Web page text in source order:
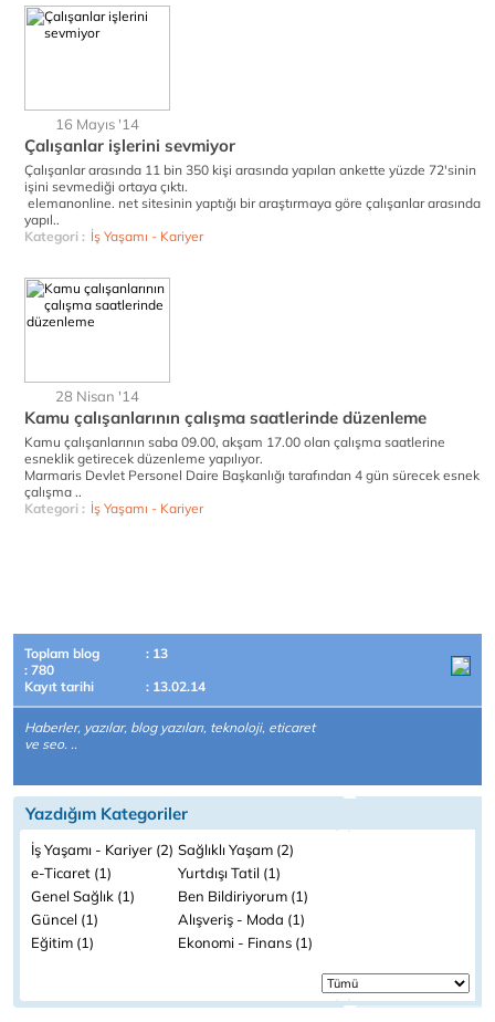
16 Mayıs '14
Çalışanlar işlerini sevmiyor
Çalışanlar arasında 11 bin 350 kişi arasında yapılan ankette yüzde 72'sinin
işini sevmediği ortaya çıktı.
elemanonline. net sitesinin yaptığı bir araştırmaya göre çalışanlar arasında
yapıl..
Kategori : İş Yaşamı - Kariyer
28 Nisan '14
Kamu çalışanlarının çalışma saatlerinde düzenleme
Kamu çalışanlarının saba 09.00, akşam 17.00 olan çalışma saatlerine
esneklik getirecek düzenleme yapılıyor.
Marmaris Devlet Personel Daire Başkanlığı tarafından 4 gün sürecek esnek
çalışma ..
Kategori : İş Yaşamı - Kariyer
Toplam blog
: 13
: 780
Kayıt tarihi
: 13.02.14
Haberler, yazılar, blog yazıları, teknoloji, eticaret
ve seo. ..
Yazdığım Kategoriler
İş Yaşamı - Kariyer (2) Sağlıklı Yaşam (2)
e-Ticaret (1)
Yurtdışı Tatil (1)
Genel Sağlık (1)
Ben Bildiriyorum (1)
Güncel (1)
Alışveriş - Moda (1)
Eğitim (1)
Ekonomi - Finans (1)